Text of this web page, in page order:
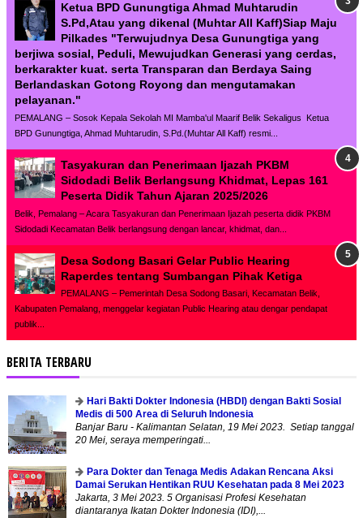
Ketua BPD Gunungtiga Ahmad Muhtarudin
S.Pd,Atau yang dikenal (Muhtar All Kaff)Siap Maju
Pilkades "Terwujudnya Desa Gunungtiga yang
berjiwa sosial, Peduli, Mewujudkan Generasi yang cerdas,
berkarakter kuat. serta Transparan dan Berdaya Saing
Berlandaskan Gotong Royong dan mengutamakan
pelayanan."
PEMALANG – Sosok Kepala Sekolah MI Mamba'ul Maarif Belik Sekaligus Ketua
BPD Gunungtiga, Ahmad Muhtarudin, S.Pd.(Muhtar All Kaff) resmi...
Tasyakuran dan Penerimaan Ijazah PKBM
Sidodadi Belik Berlangsung Khidmat, Lepas 161
Peserta Didik Tahun Ajaran 2025/2026
Belik, Pemalang – Acara Tasyakuran dan Penerimaan Ijazah peserta didik PKBM
Sidodadi Kecamatan Belik berlangsung dengan lancar, khidmat, dan...
Desa Sodong Basari Gelar Public Hearing
Raperdes tentang Sumbangan Pihak Ketiga
PEMALANG – Pemerintah Desa Sodong Basari, Kecamatan Belik,
Kabupaten Pemalang, menggelar kegiatan Public Hearing atau dengar pendapat
publik...
BERITA TERBARU
Hari Bakti Dokter Indonesia (HBDI) dengan Bakti Sosial
Medis di 500 Area di Seluruh Indonesia
Banjar Baru - Kalimantan Selatan, 19 Mei 2023. Setiap tanggal
20 Mei, seraya memperingati...
Para Dokter dan Tenaga Medis Adakan Rencana Aksi
Damai Serukan Hentikan RUU Kesehatan pada 8 Mei 2023
Jakarta, 3 Mei 2023. 5 Organisasi Profesi Kesehatan
diantaranya Ikatan Dokter Indonesia (IDI),...